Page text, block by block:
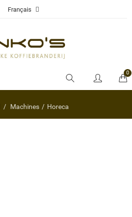
Français
0
Machines Horeca